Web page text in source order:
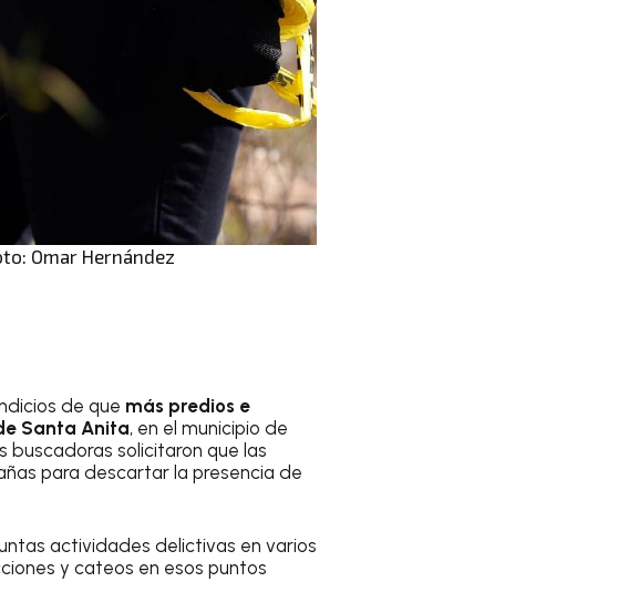
Omar Hernández
de que más predios e
Santa Anita, en el municipio de
buscadoras solicitaron que las
para descartar la presencia de
actividades delictivas en varios
y cateos en esos puntos